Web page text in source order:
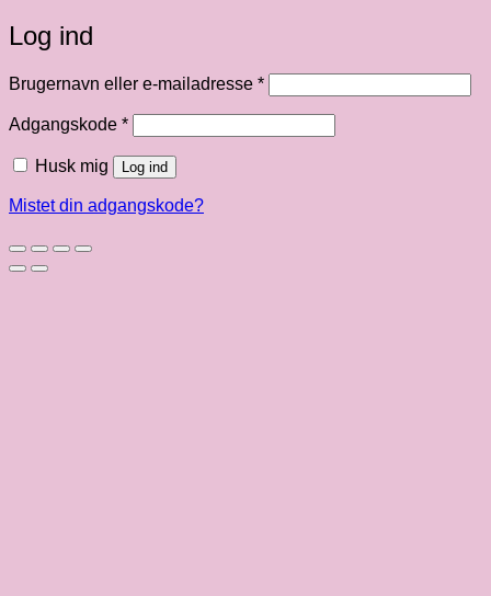
Log ind
Brugernavn eller e-mailadresse *Påkrævet
Adgangskode *Påkrævet
Husk mig Log ind
Mistet din adgangskode?